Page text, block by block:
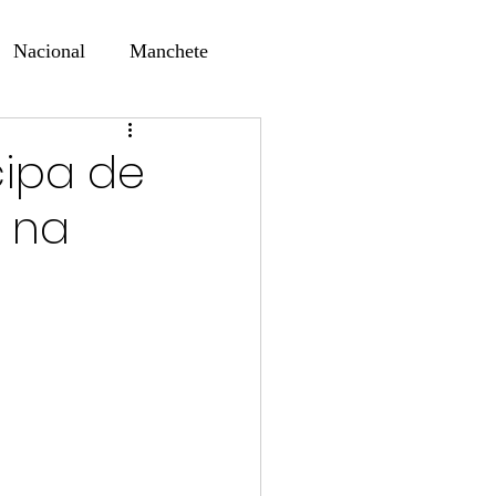
Nacional Manchete
Digital
de